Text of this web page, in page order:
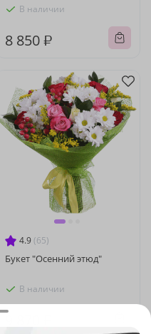
В наличии
8 850 ₽
4.9 (65)
Букет "Осенний этюд"
В наличии